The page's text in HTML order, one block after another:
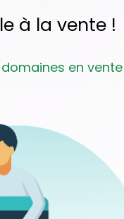
à la vente !
en vente